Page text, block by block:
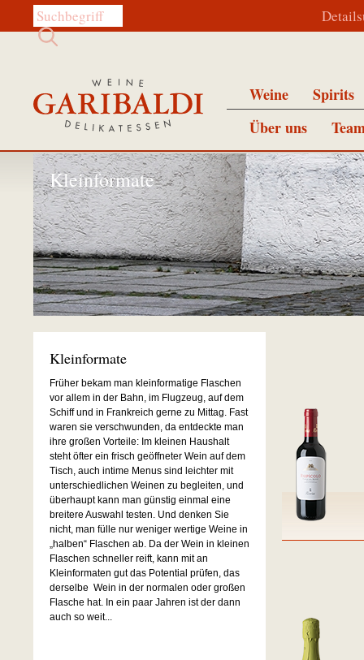
Diese Website durchsuchen:
Weine
Spirits
Über uns
Kleinformate
Kleinformate
Früher bekam man kleinformatige Flaschen
vor allem in der Bahn, im Flugzeug, auf dem
Schiff und in Frankreich gerne zu Mittag. Fast
waren sie verschwunden, da entdeckte man
ihre großen Vorteile: Im kleinen Haushalt
steht öfter ein frisch geöffneter Wein auf dem
Tisch, auch intime Menus sind leichter mit
unterschiedlichen Weinen zu begleiten, und
überhaupt kann man günstig einmal eine
breitere Auswahl testen. Und denken Sie
nicht, man fülle nur weniger wertige Weine in
„halben“ Flaschen ab. Da der Wein in kleinen
Flaschen schneller reift, kann mit an
Kleinformaten gut das Potential prüfen, das
derselbe Wein in der normalen oder großen
Flasche hat. In ein paar Jahren ist der dann
auch so weit...